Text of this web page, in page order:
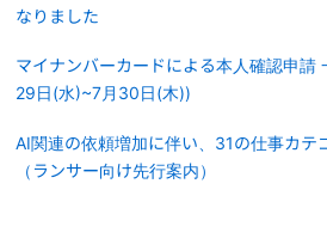
なりました
マイナンバーカードによる本人確認申請
29日(水)~7月30日(木))
AI関連の依頼増加に伴い、31の仕事カテ
（ランサー向け先行案内）